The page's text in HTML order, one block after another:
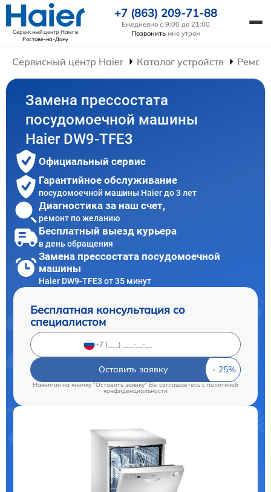
Сервисный центр Haierв
Ростове-на-Дону
+7 (863) 209-71-88
Ежедневно с 9:00 до 21:00
Позвонить мне утром
Сервисный центр Haier Каталог устройств
Замена прессостата
посудомоечной машины
Haier DW9-TFE3
Официальный сервис
Гарантийное обслуживание
посудомоечной машины Haier до 3 лет
Диагностика за наш счет,
ремонт по желанию
Бесплатный выезд курьера
в день обращения
Замена прессостата посудомоечной
машины
Haier DW9-TFE3 от 35 минут
Бесплатная консультация со
специалистом
Оставить заявку
Нажимая на кнопку "Оставить заявку" Вы соглашаетесь cполитикой
конфиденциальности